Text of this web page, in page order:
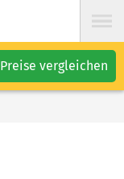
Preise vergleichen